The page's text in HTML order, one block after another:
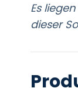
Es
dieser